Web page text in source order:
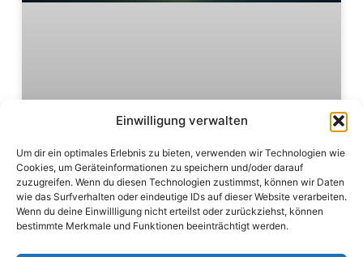
Einwilligung verwalten
Um dir ein optimales Erlebnis zu bieten, verwenden wir Technologien wie
Cookies, um Geräteinformationen zu speichern und/oder darauf
zuzugreifen. Wenn du diesen Technologien zustimmst, können wir Daten
wie das Surfverhalten oder eindeutige IDs auf dieser Website verarbeiten.
Wenn du deine Einwillligung nicht erteilst oder zurückziehst, können
bestimmte Merkmale und Funktionen beeinträchtigt werden.
Tipps für Onlinehändler: Schutz gegen
Betrug und Abzocke